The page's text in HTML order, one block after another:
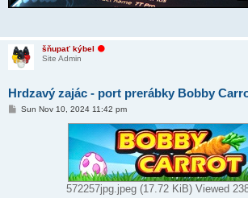
šňupať kýbel
n
e
Site Admin
Hrdzavý zajác - port prerábky Bobby
PSun Nov 10, 2024 11:42 pm
572257jpg.jpeg (17.72 KiB) Viewed